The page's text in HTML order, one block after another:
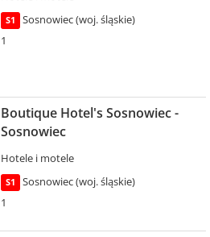
S1
Sosnowiec (woj. śląskie)
1
Boutique Hotel's Sosnowiec -
Sosnowiec
Hotele i motele
S1
Sosnowiec (woj. śląskie)
1